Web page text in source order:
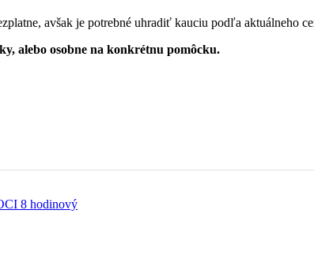
avšak je potrebné uhradiť kauciu podľa aktuálneho
alebo osobne na konkrétnu pomôcku.
8 hodinový